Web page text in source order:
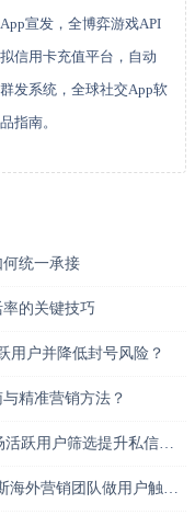
宣发，全博弈游戏API
信用卡充值平台，自动
发系统，全球社交App软
指南。
何统一承接
的关键技巧
用户并降低封号风险？
精准营销方法？
用户筛选提升私信回复率
营销团队做用户触达？